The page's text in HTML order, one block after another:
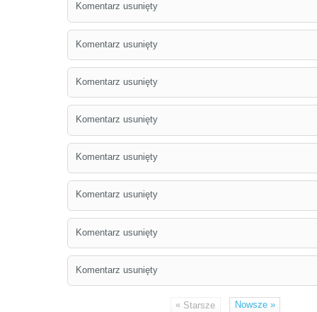
Komentarz usunięty
Komentarz usunięty
Komentarz usunięty
Komentarz usunięty
Komentarz usunięty
Komentarz usunięty
Komentarz usunięty
Komentarz usunięty
« Starsze Nowsze»